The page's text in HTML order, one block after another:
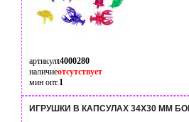
артикулt4000280
наличиеотсутствует
мин опт.1
ИГРУШКИ В КАПСУЛАХ 34Х30 ММ